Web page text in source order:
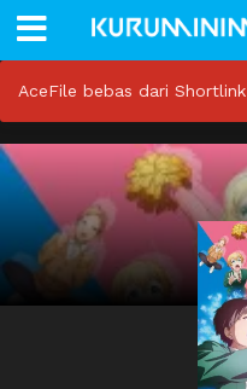
AceFile bebas dari Shortlink